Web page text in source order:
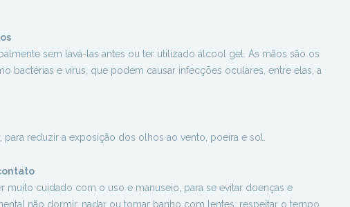
sem lavá-las antes ou ter utilizado álcool gel. As mãos são os
bactérias e vírus, que podem causar infecções oculares, entre elas, a
reduzir a exposição dos olhos ao vento, poeira e sol.
muito cuidado com o uso e manuseio, para se evitar doenças e
não dormir, nadar ou tomar banho com lentes, respeitar o tempo